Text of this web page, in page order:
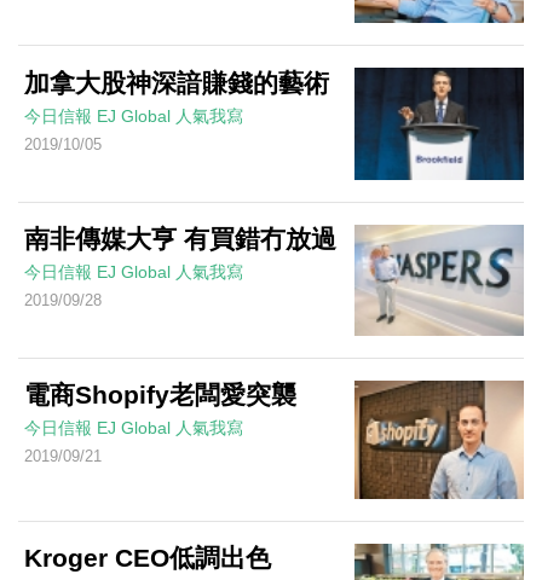
加拿大股神深諳賺錢的藝術
今日信報 EJ Global 人氣我寫
2019/10/05
南非傳媒大亨 有買錯冇放過
今日信報 EJ Global 人氣我寫
2019/09/28
電商Shopify老闆愛突襲
今日信報 EJ Global 人氣我寫
2019/09/21
Kroger CEO低調出色